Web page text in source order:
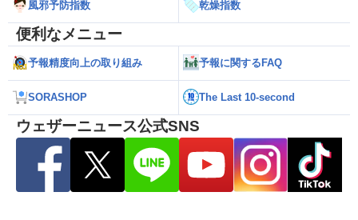
風邪予防指数 乾燥指数
便利なメニュー
予報精度向上の取り組み 予報に関するFAQ
SORASHOP The Last 10-second
ウェザーニュース公式SNS